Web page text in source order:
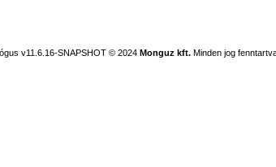
v11.6.16-SNAPSHOT © 2024 Monguz kft. Minden jog